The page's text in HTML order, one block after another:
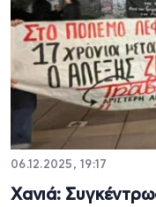
06.12.2025, 19:17
Xανιά: